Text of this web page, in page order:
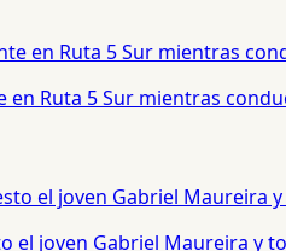
en Ruta 5 Sur mientras
el joven Gabriel Maureira y